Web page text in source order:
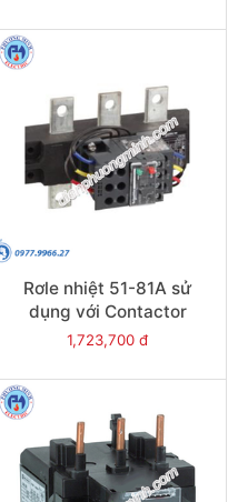
Rơle nhiệt 51-81A sử
dụng với Contactor
LC1E120-E160 - Model
1,723,700 đ